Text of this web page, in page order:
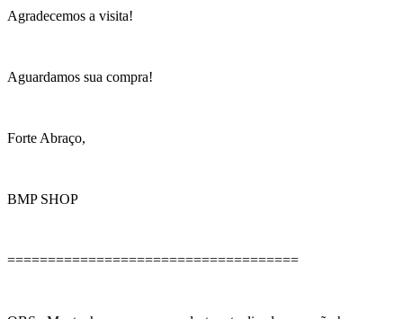
Agradecemos a visita!
Aguardamos sua compra!
Forte Abraço,
BMP SHOP
====================================